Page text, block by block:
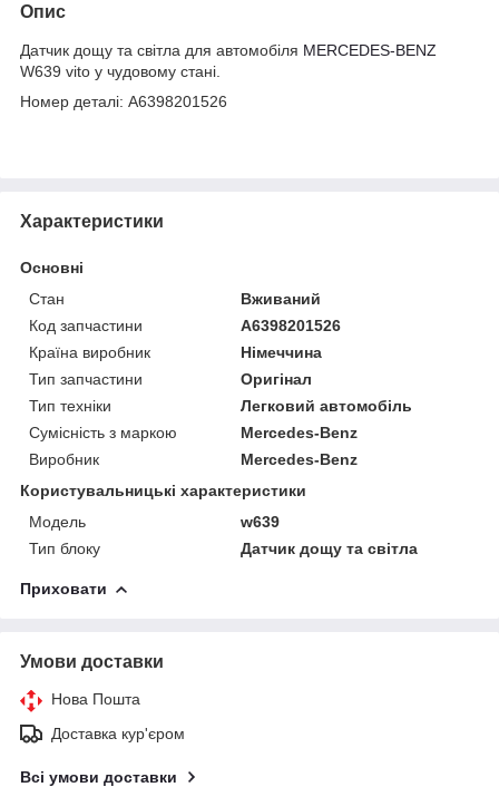
Опис
Датчик дощу та світла для автомобіля MERCEDES-BENZ
W639 vito у чудовому стані.
Номер деталі: A6398201526
Характеристики
Основні
Стан
Вживаний
Код запчастини
A6398201526
Країна виробник
Німеччина
Тип запчастини
Оригінал
Тип техніки
Легковий автомобіль
Сумісність з маркою
Mercedes-Benz
Виробник
Mercedes-Benz
Користувальницькі характеристики
Модель
w639
Тип блоку
Датчик дощу та світла
Приховати
Умови доставки
Нова Пошта
Доставка кур'єром
Всі умови доставки